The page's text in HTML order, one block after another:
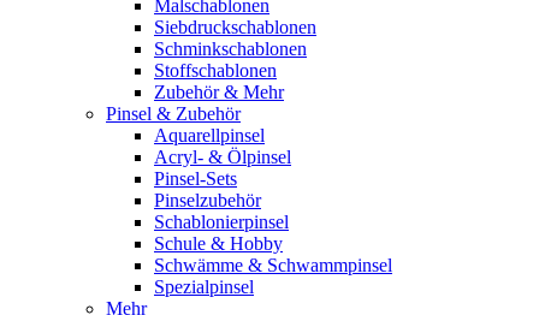
Malschablonen
Siebdruckschablonen
Schminkschablonen
Stoffschablonen
Zubehör & Mehr
Pinsel & Zubehör
Aquarellpinsel
Acryl- & Ölpinsel
Pinsel-Sets
Pinselzubehör
Schablonierpinsel
Schule & Hobby
Schwämme & Schwammpinsel
Spezialpinsel
Mehr